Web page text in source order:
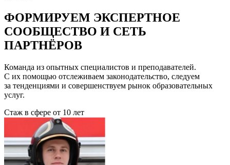
ФОРМИРУЕМ ЭКСПЕРТНОЕ
СООБЩЕСТВО И СЕТЬ
ПАРТНЁРОВ
Команда из опытных специалистов и преподавателей.
С их помощью отслеживаем законодательство, следуем
за тенденциями и совершенствуем рынок образовательных
услуг.
Стаж в сфере от 10 лет